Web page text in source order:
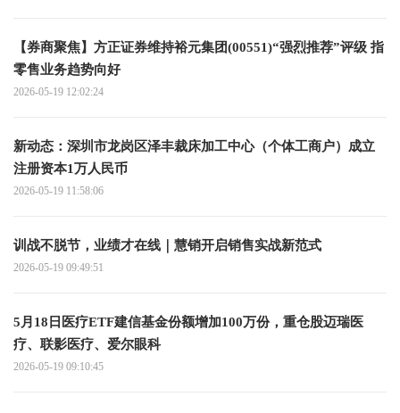
【券商聚焦】方正证券维持裕元集团(00551)“强烈推荐”评级 指
零售业务趋势向好
2026-05-19 12:02:24
新动态：深圳市龙岗区泽丰裁床加工中心（个体工商户）成立
注册资本1万人民币
2026-05-19 11:58:06
训战不脱节，业绩才在线｜慧销开启销售实战新范式
2026-05-19 09:49:51
5月18日医疗ETF建信基金份额增加100万份，重仓股迈瑞医
疗、联影医疗、爱尔眼科
2026-05-19 09:10:45